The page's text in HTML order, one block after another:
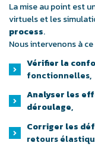
La mise au point est
virtuels et les
process.
Nous intervenons à
Vérifier la
fonctionnelles,
Analyser les
déroulage,
Corriger les
retours